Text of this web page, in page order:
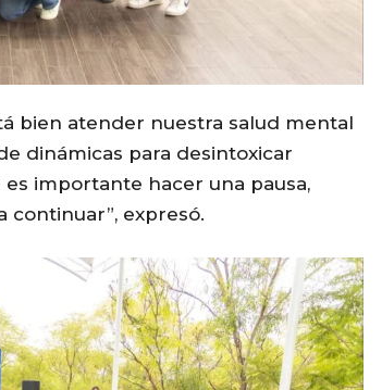
bien atender nuestra salud mental
dinámicas para desintoxicar
importante hacer una pausa,
continuar”, expresó.